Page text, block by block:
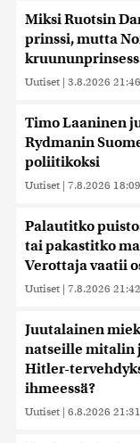
Miksi Ruotsin
prinssi, mutta
Uutiset | 3.8.2026 21:46
Timo Laaninen
Rydmanin
poliitikoksi
Uutiset | 7.8.2026 18:09
Palautitko
tai pakastitko
Verottaja vaatii
Uutiset | 7.8.2026 21:42
Juutalainen
natseille mitalin
Hitler-
ihmeessä?
Uutiset | 6.8.2026 21:31